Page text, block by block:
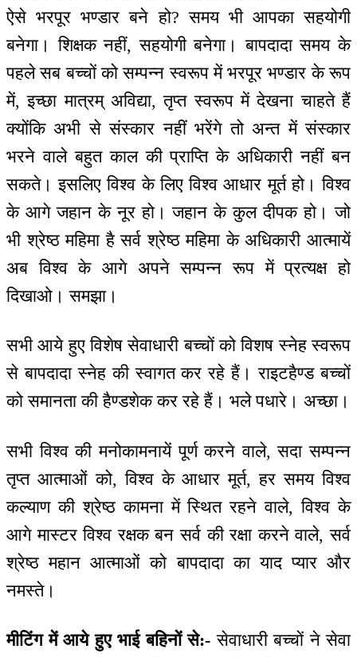
ऐसे भरपूर भण्डार बने हो? समय भी आपका सहयोगी
बनेगा। शिक्षक नहीं, सहयोगी बनेगा। बापदादा समय के
पहले सब बच्चों को सम्पन्न स्वरूप में भरपूर भण्डार के रूप
में, इच्छा मात्रम् अविद्या, तृप्त स्वरूप में देखना चाहते हैं
क्योंकि अभी से संस्कार नहीं भरेंगे तो अन्त में संस्कार
भरने वाले बहुत काल की प्राप्ति के अधिकारी नहीं बन
सकते। इसलिए विश्व के लिए विश्व आधार मूर्त हो। विश्व
के आगे जहान के नूर हो। जहान के कुल दीपक हो। जो
भी श्रेष्ठ महिमा है सर्व श्रेष्ठ महिमा के अधिकारी आत्मायें
अब विश्व के आगे अपने सम्पन्न रूप में प्रत्यक्ष हो
दिखाओ। समझा।
सभी आये हुए विशेष सेवाधारी बच्चों को विशष स्नेह स्वरूप
से बापदादा स्नेह की स्वागत कर रहे हैं। राइटहैण्ड बच्चों
को समानता की हैण्डशेक कर रहे हैं। भले पधारे। अच्छा।
सभी विश्व की मनोकामनायें पूर्ण करने वाले, सदा सम्पन्न
तृप्त आत्माओं को, विश्व के आधार मूर्त, हर समय विश्व
कल्याण की श्रेष्ठ कामना में स्थित रहने वाले, विश्व के
आगे मास्टर विश्व रक्षक बन सर्व की रक्षा करने वाले, सर्व
श्रेष्ठ महान आत्माओं को बापदादा का याद प्यार और
नमस्ते।
मीटिंग में आये हुए भाई बहिनों से:- सेवाधारी बच्चों ने सेवा